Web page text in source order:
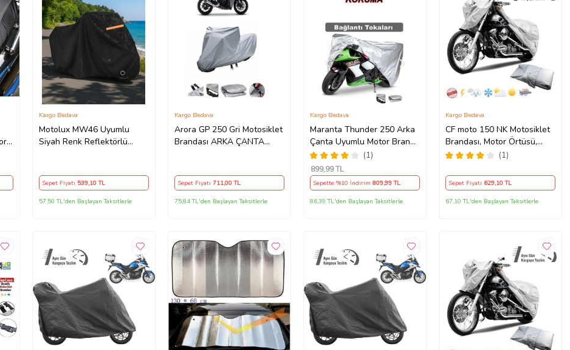
Motolux MW46 Uyumlu
Siyah Renk Reflektörlü
(Güvenlik Kilidi ve Bağlantı
Tokalı)
Kargo Bedava
Sepet Fiyatı 539,10 TL
57,50 TL'den Başlayan Taksitlerle
Arora GP 250 Gri Motosiklet
Brandası ARKA ÇANTA
Kargo Bedava
Sepet Fiyatı 711,00 TL
75,84 TL'den Başlayan Taksitlerle
Maranta Thunder 250 Arka
Çanta Uyumlu Motor Branda
Örtü Miflonlu Premium 4
Mevsim Koruma Gri
(1)
Kargo Bedava
899,99 TL
Sepette %10 İndirim809,99 TL
86,39 TL'den Başlayan Taksitlerle
CF moto 150 NK Motosiklet
Brandası, Motor Örtüsü,
Çadır
(1)
Kargo Bedava
Sepet Fiyatı 629,10 TL
67,10 TL'den Başlayan Taksitlerle